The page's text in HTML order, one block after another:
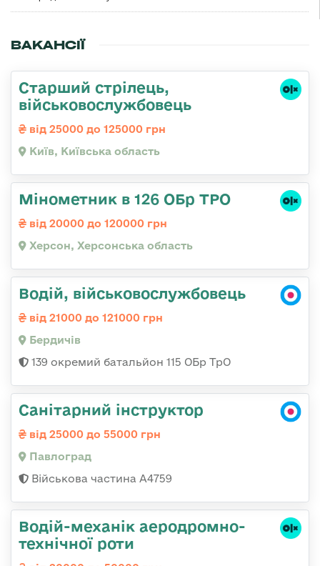
ВАКАНСІЇ
Старший стрілець,
військовослужбовець
від 25000 до 125000 грн
Київ, Київська область
Мінометник в 126 ОБр ТРО
від 20000 до 120000 грн
Херсон, Херсонська область
Водій, військовослужбовець
від 21000 до 121000 грн
Бердичів
139 окремий батальйон 115 ОБр ТрО
Санітарний інструктор
від 25000 до 55000 грн
Павлоград
Військова частина А4759
Водій-механік аеродромно-
технічної роти